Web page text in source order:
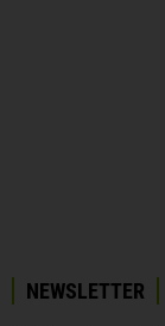
NEWSLETTER